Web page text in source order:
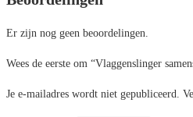
Er zijn nog geen beoordelingen.
Wees de eerste om “Vlaggenslinger
Je e-mailadres wordt niet gepubliceerd.